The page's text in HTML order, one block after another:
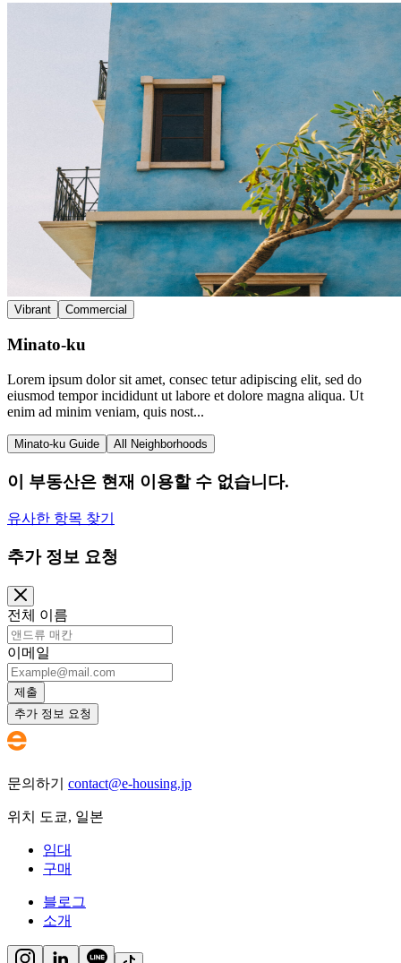
Vibrant Commercial
Minato-ku
Lorem ipsum dolor sit amet, consec tetur adipiscing elit, sed do
eiusmod tempor incididunt ut labore et dolore magna aliqua. Ut
enim ad minim veniam, quis nost...
Minato-ku Guide All Neighborhoods
이 부동산은 현재 이용할 수 없습니다.
유사한 항목 찾기
추가 정보 요청
전체 이름
이메일
제출
추가 정보 요청
문의하기 contact@e-housing.jp
위치 도쿄, 일본
임대
구매
블로그
소개